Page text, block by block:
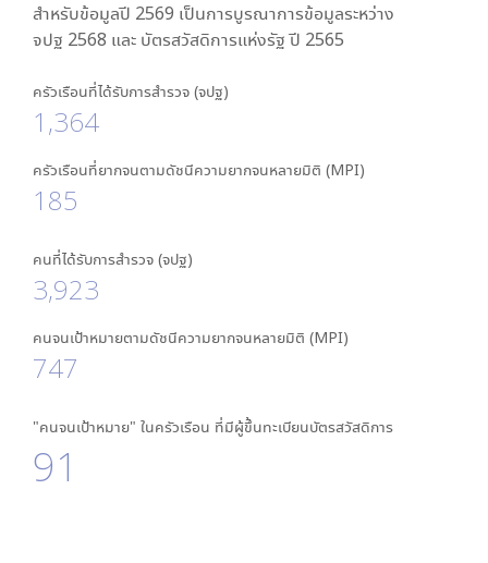
สำหรับข้อมูลปี 2569 เป็นการบูรณาการข้อมูลระหว่าง
จปฐ 2568 และ บัตรสวัสดิการแห่งรัฐ ปี 2565
ครัวเรือนที่ได้รับการสำรวจ (จปฐ)
1,364
ครัวเรือนที่ยากจนตามดัชนีความยากจนหลายมิติ (MPI)
185
คนที่ได้รับการสำรวจ (จปฐ)
3,923
คนจนเป้าหมายตามดัชนีความยากจนหลายมิติ (MPI)
747
"คนจนเป้าหมาย" ในครัวเรือน ที่มีผู้ขึ้นทะเบียนบัตรสวัสดิการ
91